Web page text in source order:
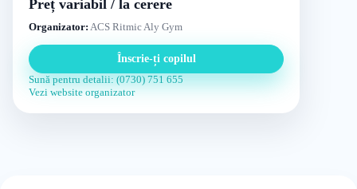
Preț variabil / la cerere
Organizator: ACS Ritmic Aly Gym
Înscrie-ți copilul
Sună pentru detalii: (0730) 751 655
Vezi website organizator